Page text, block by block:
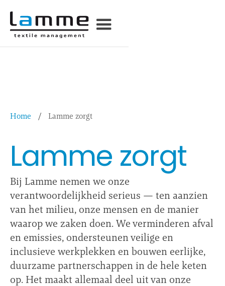
Home / Lamme zorgt
Lamme zorgt
Bij Lamme nemen we onze
verantwoordelijkheid serieus — ten aanzien
van het milieu, onze mensen en de manier
waarop we zaken doen. We verminderen afval
en emissies, ondersteunen veilige en
inclusieve werkplekken en bouwen eerlijke,
duurzame partnerschappen in de hele keten
op. Het maakt allemaal deel uit van onze